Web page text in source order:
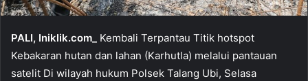
PALI, Iniklik.com_
Kembali Terpantau Titik hotspot
Kebakaran hutan dan lahan (Karhutla) melalui pantauan
satelit Di wilayah hukum Polsek Talang Ubi, Selasa